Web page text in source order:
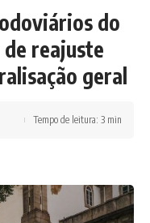
do
reajuste
geral
Tempo de leitura: 3 min